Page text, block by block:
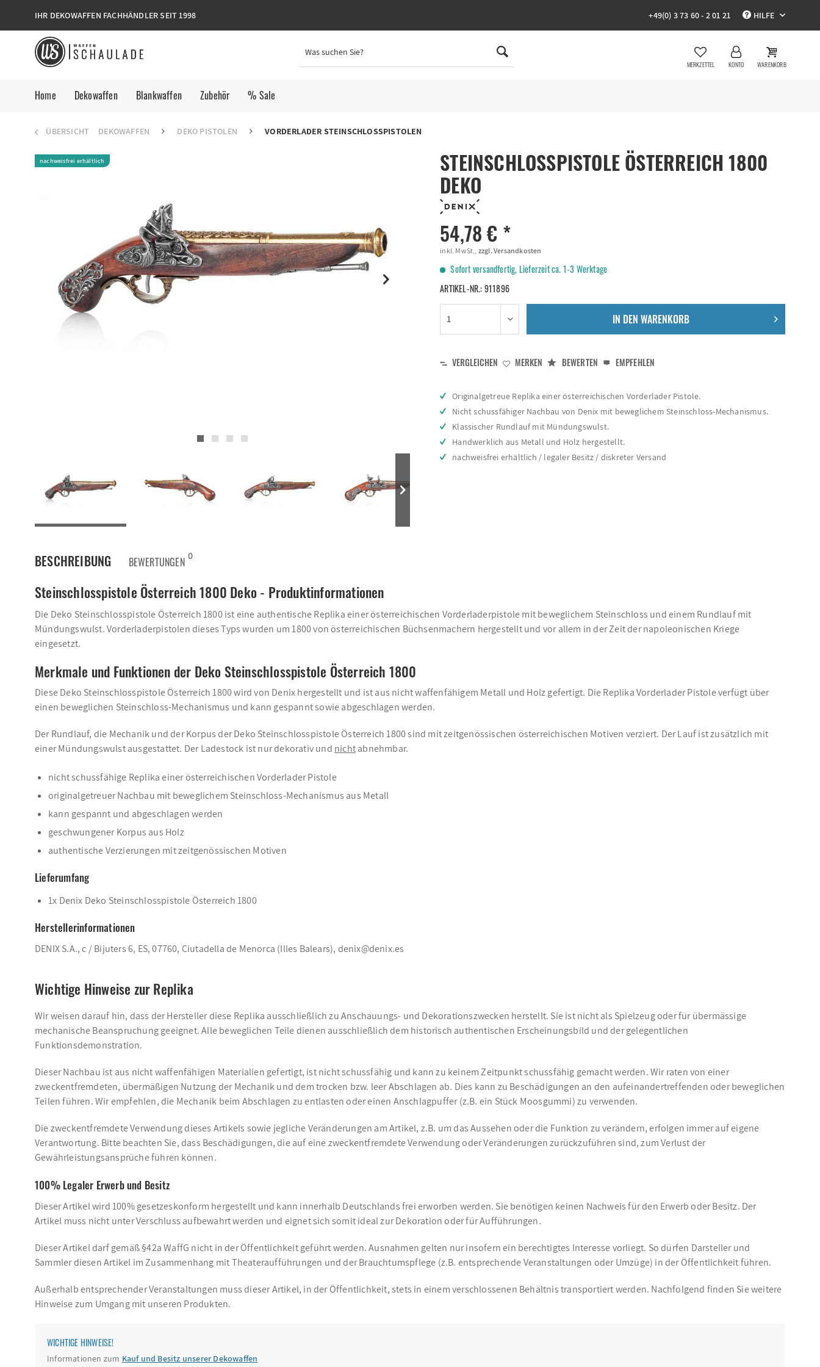
IHR DEKOWAFFEN FACHHÄNDLER SEIT 1998 +49(0) 3 73 60 - 2 01 21 HILFE
MERKZETTEL KONTO WARENKORB
Home Dekowaffen Blankwaffen Zubehör % Sale
ÜBERSICHT DEKOWAFFEN DEKO PISTOLEN VORDERLADER STEINSCHLOSSPISTOLEN
STEINSCHLOSSPISTOLE ÖSTERREICH 1800
DEKO
nachweisfrei erhältlich
54,78 € *
inkl. MwSt., zzgl. Versandkosten
Sofort versandfertig, Lieferzeit ca. 1-3 Werktage
ARTIKEL-NR.:911896
IN DEN WARENKORB
VERGLEICHEN MERKEN BEWERTEN EMPFEHLEN
Originalgetreue Replika einer österreichischen Vorderlader Pistole.
Nicht schussfähiger Nachbau von Denix mit beweglichem Steinschloss-Mechanismus.
Klassischer Rundlauf mit Mündungswulst.
Handwerklich aus Metall und Holz hergestellt.
nachweisfrei erhältlich / legaler Besitz / diskreter Versand
BESCHREIBUNG BEWERTUNGEN 0
Steinschlosspistole Österreich 1800 Deko - Produktinformationen
Die Deko Steinschlosspistole Österreich 1800 ist eine authentische Replika einer österreichischen Vorderladerpistole mit beweglichem Steinschloss und einem Rundlauf mit
Mündungswulst. Vorderladerpistolen dieses Typs wurden um 1800 von österreichischen Büchsenmachern hergestellt und vor allem in der Zeit der napoleonischen Kriege
eingesetzt.
Merkmale und Funktionen der Deko Steinschlosspistole Österreich 1800
Diese Deko Steinschlosspistole Österreich 1800 wird von Denix hergestellt und ist aus nicht waffenfähigem Metall und Holz gefertigt. Die Replika Vorderlader Pistole verfügt über
einen beweglichen Steinschloss-Mechanismus und kann gespannt sowie abgeschlagen werden.
Der Rundlauf, die Mechanik und der Korpus der Deko Steinschlosspistole Österreich 1800 sind mit zeitgenössischen österreichischen Motiven verziert. Der Lauf ist zusätzlich mit
einer Mündungswulst ausgestattet. Der Ladestock ist nur dekorativ und nichtabnehmbar.
nicht schussfähige Replika einer österreichischen Vorderlader Pistole
originalgetreuer Nachbau mit beweglichem Steinschloss-Mechanismus aus Metall
kann gespannt und abgeschlagen werden
geschwungener Korpus aus Holz
authentische Verzierungen mit zeitgenössischen Motiven
Lieferumfang
1x Denix Deko Steinschlosspistole Österreich 1800
Herstellerinformationen
DENIX S.A., c / Bijuters 6, ES, 07760, Ciutadella de Menorca (Illes Balears), denix@denix.es
Wichtige Hinweise zur Replika
Wir weisen darauf hin, dass der Hersteller diese Replika ausschließlich zu Anschauungs- und Dekorationszwecken herstellt. Sie ist nicht als Spielzeug oder für übermässige
mechanische Beanspruchung geeignet. Alle beweglichen Teile dienen ausschließlich dem historisch authentischen Erscheinungsbild und der gelegentlichen
Funktionsdemonstration.
Dieser Nachbau ist aus nicht waffenfähigen Materialien gefertigt, ist nicht schussfähig und kann zu keinem Zeitpunkt schussfähig gemacht werden. Wir raten von einer
zweckentfremdeten, übermäßigen Nutzung der Mechanik und dem trocken bzw. leer Abschlagen ab. Dies kann zu Beschädigungen an den aufeinandertreffenden oder beweglichen
Teilen führen. Wir empfehlen, die Mechanik beim Abschlagen zu entlasten oder einen Anschlagpuffer (z.B. ein Stück Moosgummi) zu verwenden.
Die zweckentfremdete Verwendung dieses Artikels sowie jegliche Veränderungen am Artikel, z.B. um das Aussehen oder die Funktion zu verändern, erfolgen immer auf eigene
Verantwortung. Bitte beachten Sie, dass Beschädigungen, die auf eine zweckentfremdete Verwendung oder Veränderungen zurückzuführen sind, zum Verlust der
Gewährleistungsansprüche führen können.
100% Legaler Erwerb und Besitz
Dieser Artikel wird 100% gesetzeskonform hergestellt und kann innerhalb Deutschlands frei erworben werden. Sie benötigen keinen Nachweis für den Erwerb oder Besitz. Der
Artikel muss nicht unter Verschluss aufbewahrt werden und eignet sich somit ideal zur Dekoration oder für Aufführungen.
Dieser Artikel darf gemäß §42a WaffG nicht in der Öffentlichkeit geführt werden. Ausnahmen gelten nur insofern ein berechtigtes Interesse vorliegt. So dürfen Darsteller und
Sammler diesen Artikel im Zusammenhang mit Theateraufführungen und der Brauchtumspflege (z.B. entsprechende Veranstaltungen oder Umzüge) in der Öffentlichkeit führen.
Außerhalb entsprechender Veranstaltungen muss dieser Artikel, in der Öffentlichkeit, stets in einem verschlossenen Behältnis transportiert werden. Nachfolgend finden Sie weitere
Hinweise zum Umgang mit unseren Produkten.
WICHTIGE HINWEISE!
Informationen zum Kauf und Besitz unserer Dekowaffen